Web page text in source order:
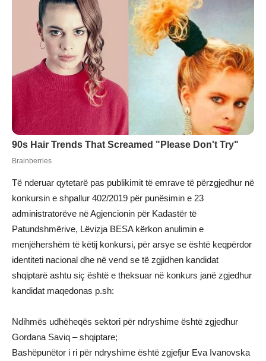
Të nderuar qytetarë pas publikimit të emrave të përzgjedhur në
konkursin e shpallur 402/2019 për punësimin e 23
administratorëve në Agjencionin për Kadastër të
Patundshmërive, Lëvizja BESA kërkon anulimin e
menjëhershëm të këtij konkursi, për arsye se është keqpërdor
identiteti nacional dhe në vend se të zgjidhen kandidat
shqiptarë ashtu siç është e theksuar në konkurs janë zgjedhur
kandidat maqedonas p.sh:
Ndihmës udhëheqës sektori për ndryshime është zgjedhur
Gordana Saviq – shqiptare;
Bashëpunëtor i ri për ndryshime është zgjefjur Eva Ivanovska